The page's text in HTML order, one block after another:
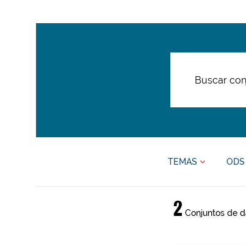
TEMAS ODS
2 Conjuntos de